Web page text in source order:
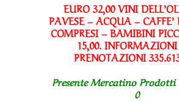
EURO 32,00 VINI
PAVESE – ACQUA – CAFFE’
COMPRESI – BAMIBINI
15,00.
PRENOTAZIONI
Presente Mercatino
0